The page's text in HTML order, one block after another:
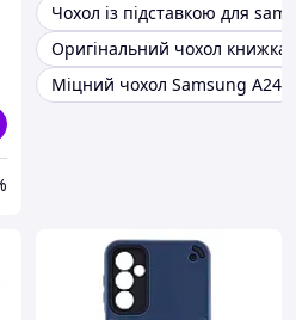
Чохол із підставкою для
Оригінальний чохол книжка
Міцний чохол Samsung A24